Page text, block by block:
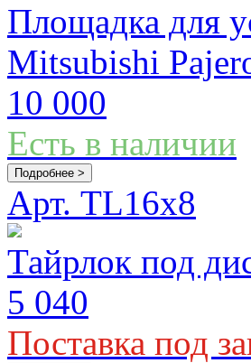
Площадка для
Mitsubishi
10 000
Есть в наличии
Подробнее >
Арт. TL16x8
Тайрлок под
5 040
Поставка под